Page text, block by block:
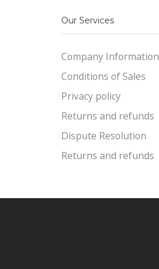
Our Services
Company Information
Conditions of Sales
Privacy policy
Returns and refunds
Dispute Resolution
Returns and refunds